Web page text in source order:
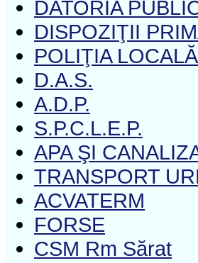
DATORIA
DISPOZIŢII
POLIŢIA LOCALĂ
D.A.S.
A.D.P.
S.P.C.L.E.P.
APA ŞI
TRANSPORT
ACVATERM
FORSE
CSM Rm Sărat